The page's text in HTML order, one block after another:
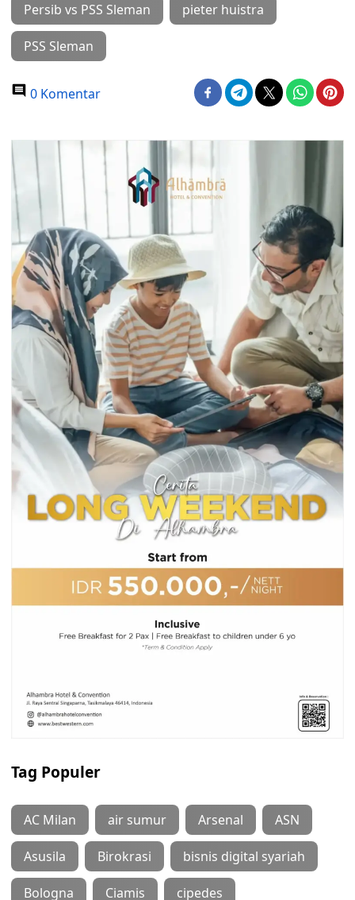
Persib vs PSS Sleman pieter huistra
PSS Sleman
0 Komentar
Tag Populer
AC Milan air sumur Arsenal ASN
Asusila Birokrasi bisnis digital syariah
Bologna Ciamis cipedes